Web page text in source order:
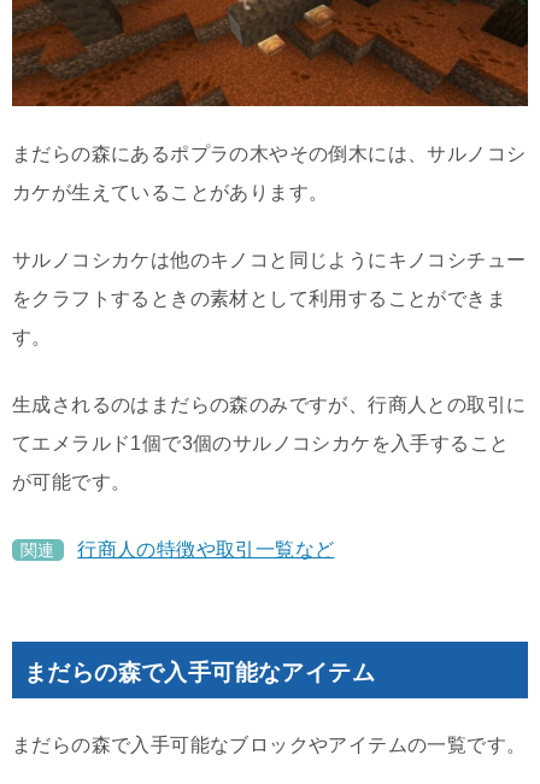
まだらの森にあるポプラの木やその倒木には、サルノコシ
カケが生えていることがあります。
サルノコシカケは他のキノコと同じようにキノコシチュー
をクラフトするときの素材として利用することができま
す。
生成されるのはまだらの森のみですが、行商人との取引に
てエメラルド1個で3個のサルノコシカケを入手すること
が可能です。
関連 行商人の特徴や取引一覧など
まだらの森で入手可能なアイテム
まだらの森で入手可能なブロックやアイテムの一覧です。